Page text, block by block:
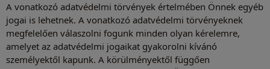
A vonatkozó adatvédelmi törvények értelmében Önnek egyéb
jogai is lehetnek. A vonatkozó adatvédelmi törvényeknek
megfelelően válaszolni fogunk minden olyan kérelemre,
amelyet az adatvédelmi jogaikat gyakorolni kívánó
személyektől kapunk. A körülményektől függően